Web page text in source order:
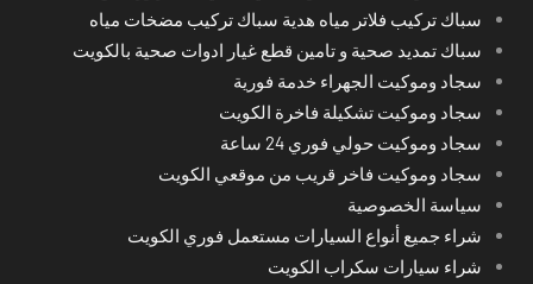
سباك تركيب فلاتر مياه هدية سباك تركيب مضخات مياه
سباك تمديد صحية و تامين قطع غيار ادوات صحية بالكويت
سجاد وموكيت الجهراء خدمة فورية
سجاد وموكيت تشكيلة فاخرة الكويت
سجاد وموكيت حولي فوري 24 ساعة
سجاد وموكيت فاخر قريب من موقعي الكويت
سياسة الخصوصية
شراء جميع أنواع السيارات مستعمل فوري الكويت
شراء سيارات سكراب الكويت